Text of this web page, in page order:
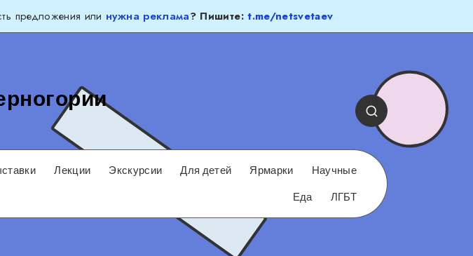
предложения или нужна реклама? Пишите:t.me/netsvetaev
Лекции Экскурсии Для детей Ярмарки
Научные
Еда
ЛГБТ